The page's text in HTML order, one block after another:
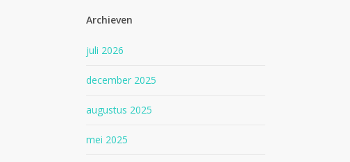
Archieven
juli 2026
december 2025
augustus 2025
mei 2025